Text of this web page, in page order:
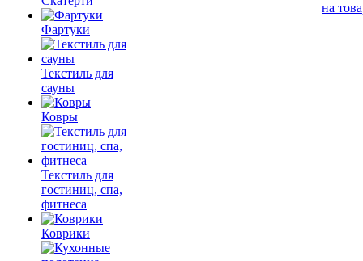
Фартуки
Текстиль для
сауны
Ковры
Текстиль для
гостиниц, спа,
фитнеса
Коврики
на